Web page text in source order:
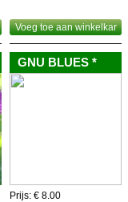
Voeg toe aan winkelkar
GNU BLUES *
Prijs: € 8.00